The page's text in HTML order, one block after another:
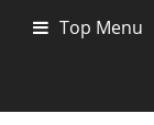
Top Menu